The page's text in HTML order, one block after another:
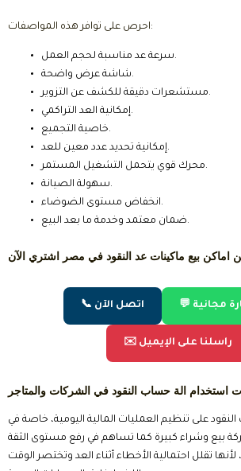
احرص على توافر هذه المواصفات:
سرعة عد مناسبة لحجم العمل.
شاشة عرض واضحة.
مستشعرات دقيقة للكشف عن التزوير.
إمكانية العد التراكمي.
خاصية التجميع.
إمكانية تحديد عدد معين للعد.
محرك قوي يتحمل التشغيل المستمر.
سهولة الصيانة.
انخفاض مستوى الضوضاء.
ضمان معتمد وخدمة ما بعد البيع.
اماكن بيع ماكينات عد النقود في مصر اشتري الآن
📞 اتصل الآن مجانية
✉️ راسلنا على الإيميل
استخدام الة حساب النقود في الشركات والمتاجر
على تنظيم العمليات المالية اليومية، خاصة في
بيع وشراء كبيرة كما تساهم في رفع مستوى الثقة
لأنها تقلل احتمالية الأخطاء أثناء العد وتختصر الوقت